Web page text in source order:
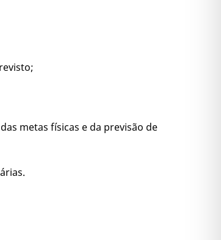
metas físicas e da previsão de